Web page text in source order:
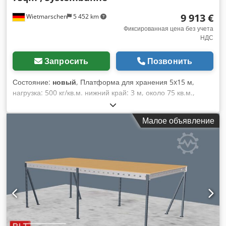
Wietmarschen 5 452 km 9 913 €
Фиксированная цена без учета
НДС
Запросить Позвонить
Состояние: новый, Платформа для хранения 5x15 м,
нагрузка: 500 кг/кв.м. нижний край: 3 м, около 75 кв.м.,
системная платформа Данные : - Длина : ок. 5м - Ширина:
ок. 15 м - Нижний край платформы: ок. 3,0 м - Верхний
край сцены: около 3,38 м - Общая площадь: около 75 кв. м
- Нагрузка: 500 кг/кв.м. - Настил: 38 мм ДСП P6, верх
натуральный, низ белый. - Опорная сетка: 5,0 м x 5,0 м. -
Нет перекрестий, крепление с помощью купольной скобы. -
Новый с завода плюс фрахт в зависимости от почтового
индекса. Объем поставки : - 06 x C профиль 5000 мм,
оцинкованный. - 20 x S-профиль 4800 мм, оцинкованный. -
08 x Опора 3000 мм, RAL 7016. - 03 x стойка купола 3049
мм, RAL7016 . - 24 x ДСП 2400 x 1000 x 38 мм,
натуральный/белый P6 . - 08 x Подкладные пластины для
Малое объявление